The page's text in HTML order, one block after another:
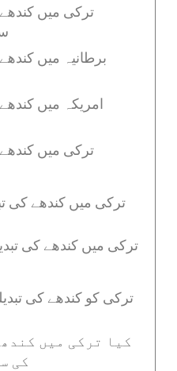
ترکی میں
برطانیہ میں
امریکہ میں
ترکی میں
ترکی میں کندھے کی
ترکی میں کندھے کی
ترکی کو کندھے کی
کیا ترکی میں
کی